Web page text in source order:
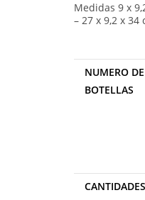
Medidas 9 x
– 27 x 9,2 x
NUMERO DE
BOTELLAS
CANTIDADES